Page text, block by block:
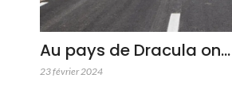
Au pays de Dracula on…
23 février 2024